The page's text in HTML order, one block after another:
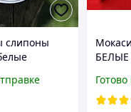
слипоны